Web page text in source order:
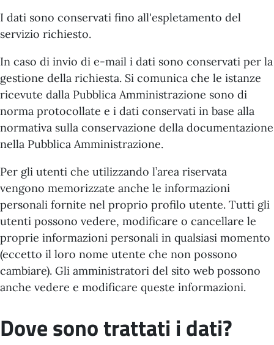
I dati sono conservati fino all'espletamento del
servizio richiesto.
In caso di invio di e-mail i dati sono conservati per la
gestione della richiesta. Si comunica che le istanze
ricevute dalla Pubblica Amministrazione sono di
norma protocollate e i dati conservati in base alla
normativa sulla conservazione della documentazione
nella Pubblica Amministrazione.
Per gli utenti che utilizzando l’area riservata
vengono memorizzate anche le informazioni
personali fornite nel proprio profilo utente. Tutti gli
utenti possono vedere, modificare o cancellare le
proprie informazioni personali in qualsiasi momento
(eccetto il loro nome utente che non possono
cambiare). Gli amministratori del sito web possono
anche vedere e modificare queste informazioni.
Dove sono trattati i dati?